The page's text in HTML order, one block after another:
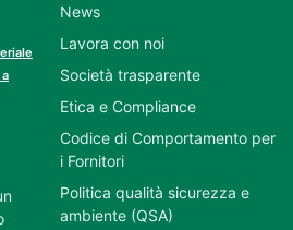
News
Lavora con noi
Società trasparente
Etica e Compliance
Codice di Comportamento per
i Fornitori
Politica qualità sicurezza e
ambiente (QSA)